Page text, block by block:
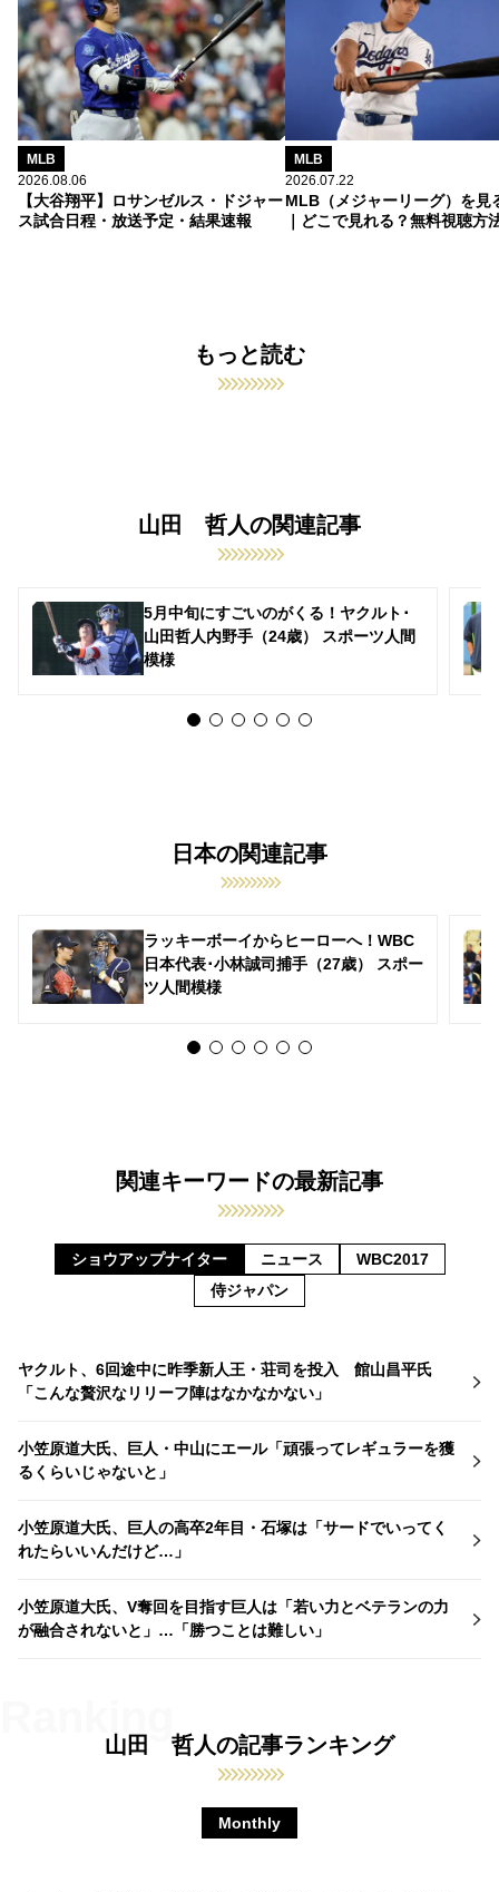
MLB
2026.08.06
【大谷翔平】ロサンゼルス・ドジャー
ス試合日程・放送予定・結果速報
MLB
2026.07.22
MLB（メジャーリーグ）を見
｜どこで見れる？無料視聴方
もっと読む
山田 哲人の関連記事
5月中旬にすごいのがくる！ヤクルト･
山田哲人内野手（24歳） スポーツ人間
模様
日本の関連記事
ラッキーボーイからヒーローへ！WBC
日本代表･小林誠司捕手（27歳） スポー
ツ人間模様
関連キーワードの最新記事
ショウアップナイター ニュース
WBC2017
侍ジャパン
ヤクルト、6回途中に昨季新人王・荘司を投入 館山昌平氏
「こんな贅沢なリリーフ陣はなかなかない」
小笠原道大氏、巨人・中山にエール「頑張ってレギュラーを獲
るくらいじゃないと」
小笠原道大氏、巨人の高卒2年目・石塚は「サードでいってく
れたらいいんだけど…」
小笠原道大氏、V奪回を目指す巨人は「若い力とベテランの力
が融合されないと」…「勝つことは難しい」
山田 哲人の記事ランキング
Monthly